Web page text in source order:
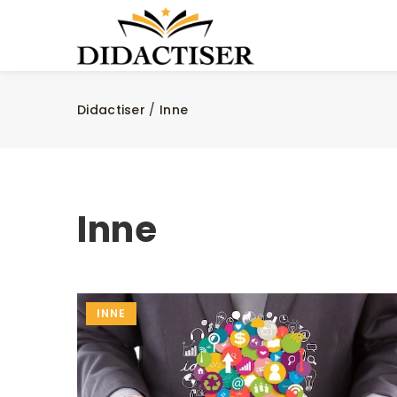
Didactiser / Inne
Inne
INNE